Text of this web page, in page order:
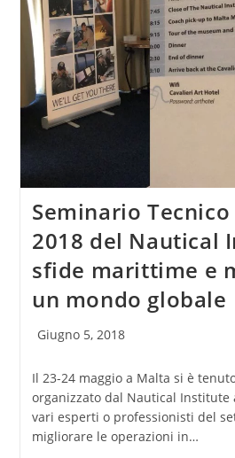
Seminario Tecnico
2018 del Nautical
sfide marittime e
un mondo globale
Articolo
Giugno 5, 2018
Il 23-24 maggio a Malta si è
organizzato dal Nautical Institute
vari esperti o professionisti del
migliorare le operazioni in…